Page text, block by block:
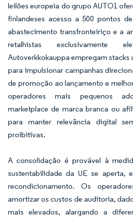
leilões europeia do grupo AUTO1
finlandeses acesso a 500 pontos
abastecimento transfronteiriço e a
retalhistas exclusivamente
Autoverkkokauppa empregam stacks
para impulsionar campanhas
de promoção ao lançamento e
operadores mais pequenos
marketplace de marca branca ou
para manter relevância digital
proibitivas.
A consolidação é provável à
sustentabilidade da UE se aperta,
recondicionamento. Os
amortizar os custos de auditoria,
mais elevados, alargando a